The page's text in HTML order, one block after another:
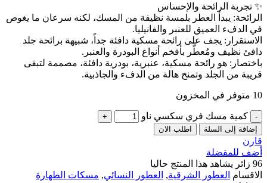
✨ تجربة الرائحة والإحساس
الرائحة: يبدأ العطر بلمسة نظيفة من المسك، لكنه سرعان ما يغوص
في الدفء العميق للعنبر والفانيليا.
الاستقرار: يجف على رائحة مسكية دافئة جداً، شبيهة برائحة جلد
دافئ نظيف ومُعطَّر بأفخم أنواع البودرة والعنبر.
باختصار: هو رائحة مسكية، عنبرية، بودرية دافئة، مصممة لتبقى
قريبة من الجلد وتمنح هالة من الدفء والجاذبية.
10 متوفر في المخزون
كمية مسك فري سكسي ناو
إضافة إلى السلة اطلب الان
قارن
أضف للمفضلة
96 زائر يشاهد هذا المنتج حاليا
الاقسام العطور الشرقية, العطور النسائي, مسكات الطهارة